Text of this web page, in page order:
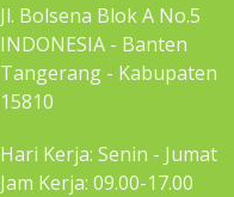
Jl. Bolsena Blok A No.5
INDONESIA - Banten
Tangerang - Kabupaten
15810
Hari Kerja: Senin - Jumat
Jam Kerja: 09.00-17.00